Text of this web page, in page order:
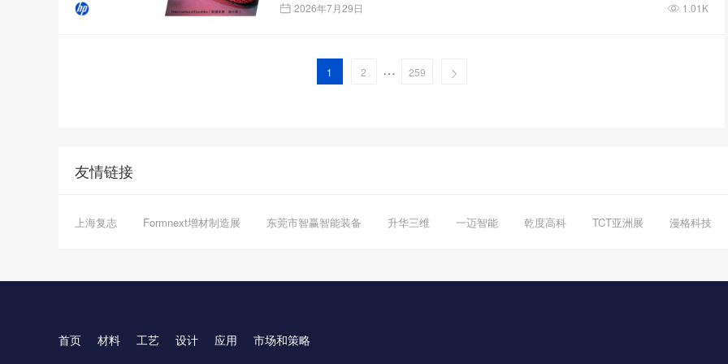
2026年7月29日 1.01K
1 2 … 259
友情链接
上海复志 Formnext增材制造展 东莞市智赢智能装备 升华三维 一迈智能 乾度高科 TCT亚洲展 漫格科技
首页 材料 工艺 设计 应用
市场和策略